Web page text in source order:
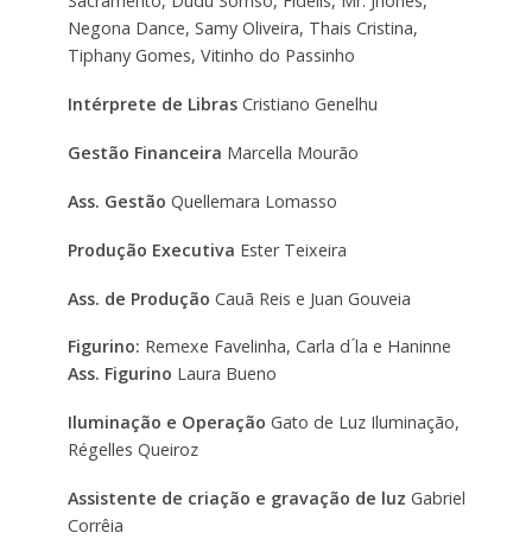
Negona Dance, Samy Oliveira, Thais Cristina,
Tiphany Gomes, Vitinho do Passinho
Intérprete de LibrasCristiano Genelhu
Gestão Financeira Marcella Mourão
Ass. Gestão Quellemara Lomasso
Produção Executiva Ester Teixeira
Ass. de Produção Cauã Reis e Juan Gouveia
Figurino: Remexe Favelinha, Carla d ́la e Haninne
Ass. Figurino Laura Bueno
Iluminação e Operação Gato de Luz Iluminação,
Régelles Queiroz
Assistente de criação e gravação de luz Gabriel
Corrêia